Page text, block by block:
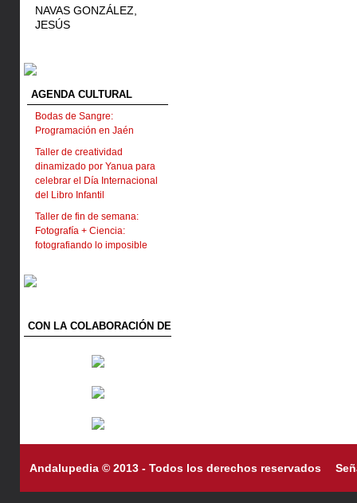
NAVAS GONZÁLEZ,
JESÚS
AGENDA CULTURAL
Bodas de Sangre:
Programación en Jaén
Taller de creatividad
dinamizado por Yanua para
celebrar el Día Internacional
del Libro Infantil
Taller de fin de semana:
Fotografía + Ciencia:
fotografiando lo imposible
CON LA COLABORACIÓN DE
Andalupedia © 2013 - Todos los derechos reservados